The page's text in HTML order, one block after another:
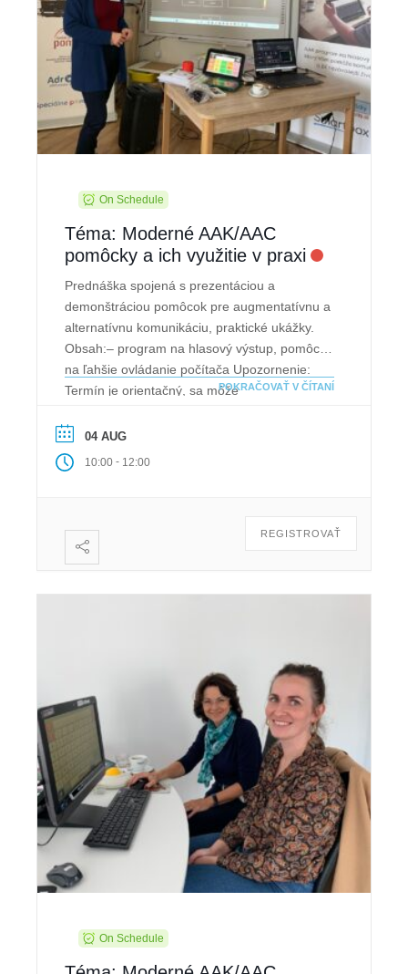
On Schedule
Téma: Moderné AAK/AAC
pomôcky a ich využitie v praxi
Prednáška spojená s prezentáciou a
demonštráciou pomôcok pre augmentatívnu a
alternatívnu komunikáciu, praktické ukážky.
Obsah:– program na hlasový výstup, pomôcky
na ľahšie ovládanie počítača Upozornenie:
Termín je orientačný, sa môže
“Poznámke” zdôvodniť, prečo máte záujem o
prednášku. Následne Vás budeme
kontaktovať.
POKRAČOVAŤ V ČÍTANÍ
04 AUG
10:00 - 12:00
REGISTROVAŤ
On Schedule